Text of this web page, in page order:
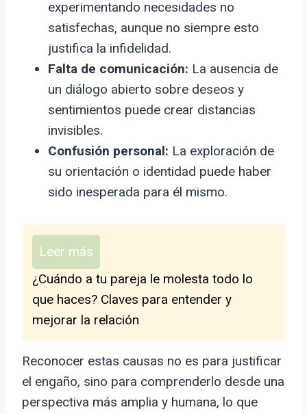
experimentando necesidades no
satisfechas, aunque no siempre esto
justifica la infidelidad.
Falta de comunicación: La ausencia de
un diálogo abierto sobre deseos y
sentimientos puede crear distancias
invisibles.
Confusión personal: La exploración de
su orientación o identidad puede haber
sido inesperada para él mismo.
Leer más
¿Cuándo a tu pareja le molesta todo lo
que haces? Claves para entender y
mejorar la relación
Reconocer estas causas no es para justificar
el engaño, sino para comprenderlo desde una
perspectiva más amplia y humana, lo que